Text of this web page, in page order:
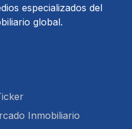
especializados del
global.
Inmobiliario